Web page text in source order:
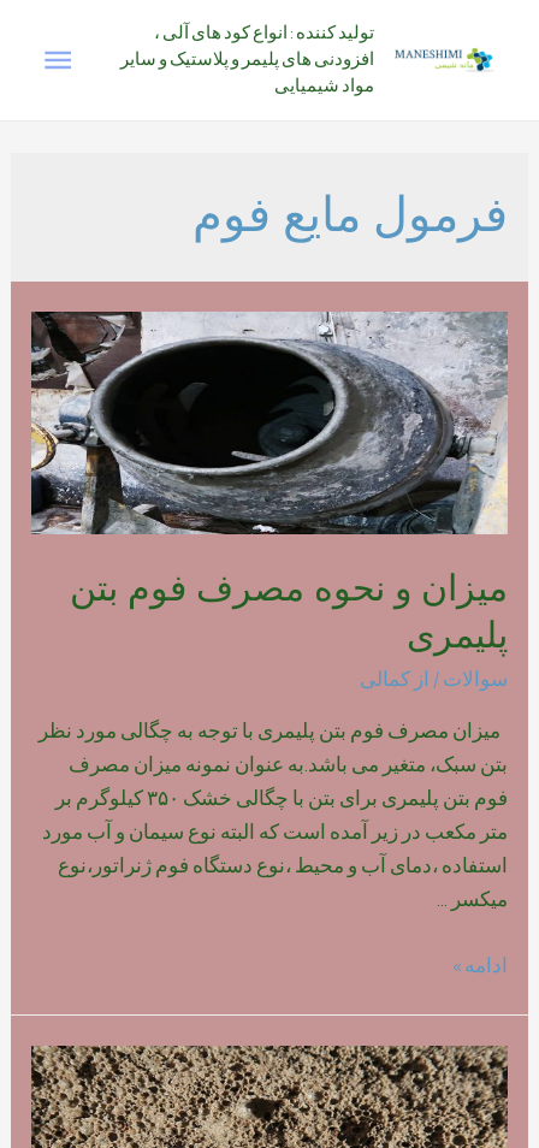
تولید کننده : انواع کود های آلی ،
افزودنی های پلیمر و پلاستیک و سایر
مواد شیمیایی
فرمول مایع فوم
میزان و نحوه مصرف فوم بتن
پلیمری
سوالات / از کمالی
میزان مصرف فوم بتن پلیمری با توجه به چگالی مورد نظر
بتن سبک، متغیر می باشد.به عنوان نمونه میزان مصرف
فوم بتن پلیمری برای بتن با چگالی خشک ۳۵۰ کیلوگرم بر
متر مکعب در زیر آمده است که البته نوع سیمان و آب مورد
استفاده ،دمای آب و محیط ،نوع دستگاه فوم ژنراتور،نوع
میکسر …
میزان
مصرف
فوم
بتن
ادامه »